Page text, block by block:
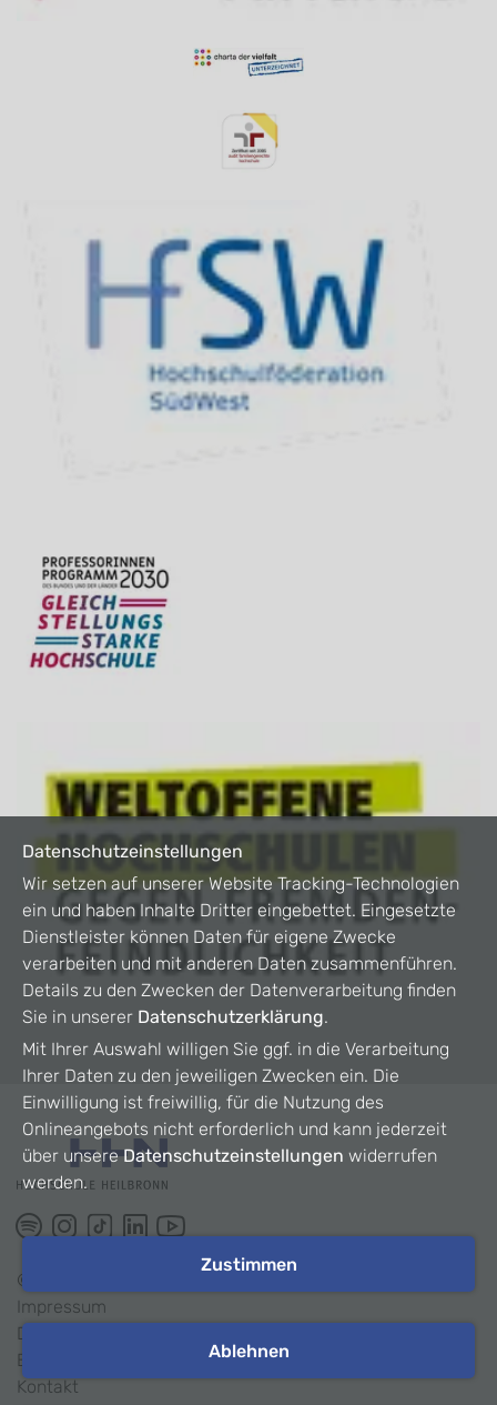
©
Impressum
Datenschutz
Barrierefreiheit
Kontakt
Datenschutzeinstellungen
Wir setzen auf unserer Website Tracking-Technologien
ein und haben Inhalte Dritter eingebettet. Eingesetzte
Dienstleister können Daten für eigene Zwecke
verarbeiten und mit anderen Daten zusammenführen.
Details zu den Zwecken der Datenverarbeitung finden
Sie in unserer Datenschutzerklärung.
Mit Ihrer Auswahl willigen Sie ggf. in die Verarbeitung
Ihrer Daten zu den jeweiligen Zwecken ein. Die
Einwilligung ist freiwillig, für die Nutzung des
Onlineangebots nicht erforderlich und kann jederzeit
über unsereDatenschutzeinstellungen widerrufen
werden.
Zustimmen
Ablehnen